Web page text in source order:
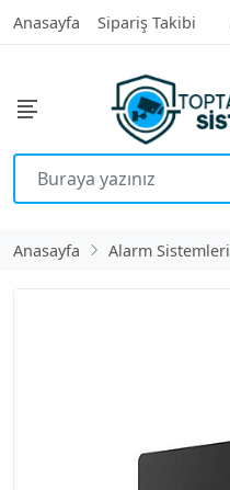
Anasayfa Sipariş Takibi
Anasayfa Alarm Sistemleri